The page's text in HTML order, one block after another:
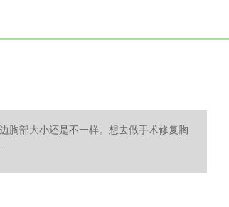
胸部大小还是不一样。想去做手术修复胸